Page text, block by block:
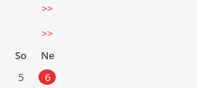
>>
>>
So
Ne
5
6